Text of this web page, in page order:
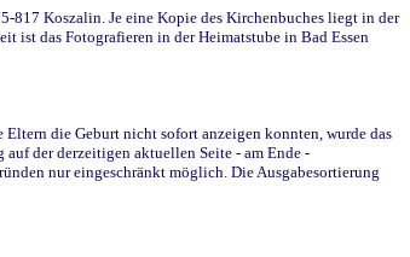
817 Koszalin. Je eine Kopie des Kirchenbuches liegt in der
ist das Fotografieren in der Heimatstube in Bad Essen
die Geburt nicht sofort anzeigen konnten, wurde das
der derzeitigen aktuellen Seite - am Ende -
nur eingeschränkt möglich. Die Ausgabesortierung